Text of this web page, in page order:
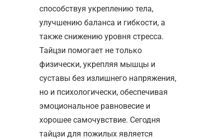
способствуя укреплению тела,
улучшению баланса и гибкости, а
также снижению уровня стресса.
Тайцзи помогает не только
физически, укрепляя мышцы и
суставы без излишнего напряжения,
но и психологически, обеспечивая
эмоциональное равновесие и
хорошее самочувствие. Сегодня
тайцзи для пожилых является